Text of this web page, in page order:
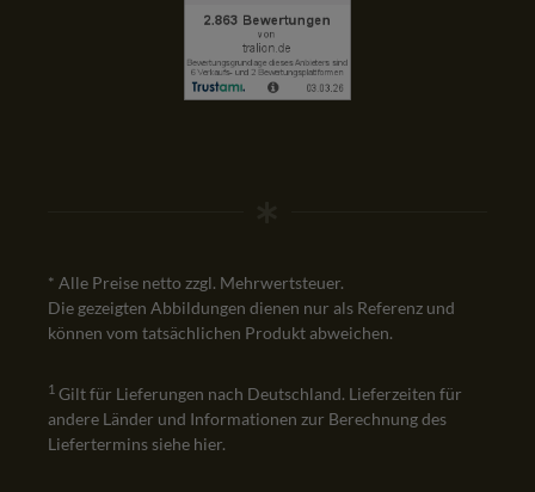
* Alle Preise netto zzgl. Mehrwertsteuer.
Die gezeigten Abbildungen dienen nur als Referenz und
können vom tatsächlichen Produkt abweichen.
1 Gilt für Lieferungen nach Deutschland. Lieferzeiten für
andere Länder und Informationen zur Berechnung des
Liefertermins siehe hier.